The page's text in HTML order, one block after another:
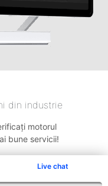
Live chat
din industrie
motorul
bune servicii!